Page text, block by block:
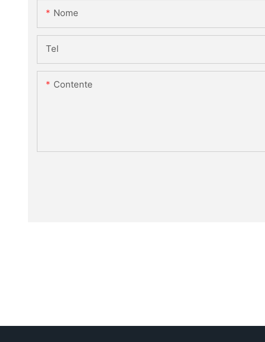
Nome
Tel
Contente